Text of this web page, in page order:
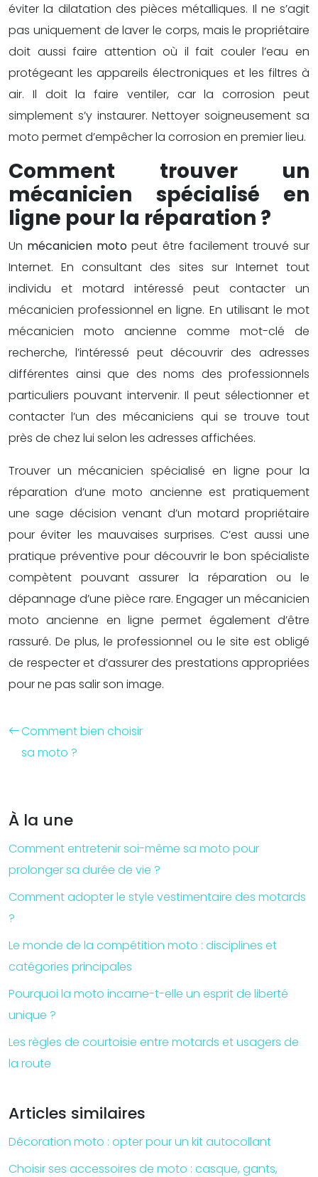
éviter la dilatation des pièces métalliques. Il ne s’agit
pas uniquement de laver le corps, mais le propriétaire
doit aussi faire attention où il fait couler l’eau en
protégeant les appareils électroniques et les filtres à
air. Il doit la faire ventiler, car la corrosion peut
simplement s’y instaurer. Nettoyer soigneusement sa
moto permet d’empêcher la corrosion en premier lieu.
Comment trouver un
mécanicien spécialisé en
ligne pour la réparation ?
Un mécanicien moto peut être facilement trouvé sur
Internet. En consultant des sites sur Internet tout
individu et motard intéressé peut contacter un
mécanicien professionnel en ligne. En utilisant le mot
mécanicien moto ancienne comme mot-clé de
recherche, l’intéressé peut découvrir des adresses
différentes ainsi que des noms des professionnels
particuliers pouvant intervenir. Il peut sélectionner et
contacter l’un des mécaniciens qui se trouve tout
près de chez lui selon les adresses affichées.
Trouver un mécanicien spécialisé en ligne pour la
réparation d’une moto ancienne est pratiquement
une sage décision venant d’un motard propriétaire
pour éviter les mauvaises surprises. C’est aussi une
pratique préventive pour découvrir le bon spécialiste
compètent pouvant assurer la réparation ou le
dépannage d’une pièce rare. Engager un mécanicien
moto ancienne en ligne permet également d’être
rassuré. De plus, le professionnel ou le site est obligé
de respecter et d’assurer des prestations appropriées
pour ne pas salir son image.
Comment bien choisir
sa moto ?
À la une
Comment entretenir soi-même sa moto pour
prolonger sa durée de vie ?
Comment adopter le style vestimentaire des motards
?
Le monde de la compétition moto : disciplines et
catégories principales
Pourquoi la moto incarne-t-elle un esprit de liberté
unique ?
Les règles de courtoisie entre motards et usagers de
la route
Articles similaires
Décoration moto : opter pour un kit autocollant
Choisir ses accessoires de moto : casque, gants,